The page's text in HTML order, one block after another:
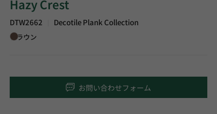
Hazy Crest
DTW2662 Decotile Plank Collection
ブラウン
お問い合わせフォーム